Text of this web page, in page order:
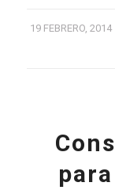
19 FEBRERO, 2014
/